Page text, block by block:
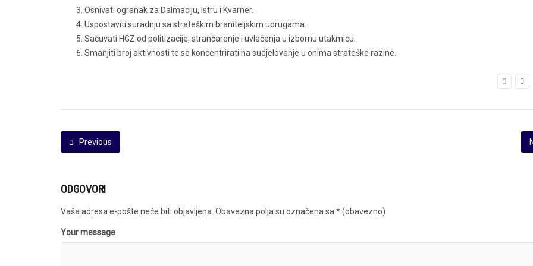
Osnivati ogranak za Dalmaciju, Istru i Kvarner.
Uspostaviti suradnju sa strateškim braniteljskim udrugama.
Sačuvati HGZ od politizacije, strančarenje i uvlačenja u izbornu utakmicu.
Smanjiti broj aktivnosti te se koncentrirati na sudjelovanje u onima strateške razine.
Previous
ODGOVORI
Vaša adresa e-pošte neće biti objavljena. Obavezna polja su označena sa * (obavezno)
Your message